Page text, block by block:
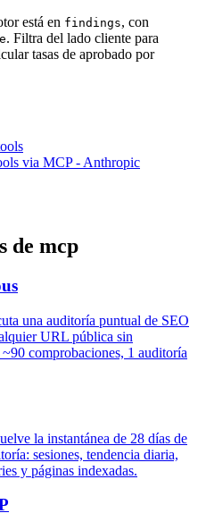
está en findings, con
. Filtra del lado cliente para
tasas de aprobado por
via MCP - Anthropic
de mcp
una auditoría puntual de SEO
URL pública sin
comprobaciones, 1 auditoría
la instantánea de 28 días de
sesiones, tendencia diaria,
y páginas indexadas.